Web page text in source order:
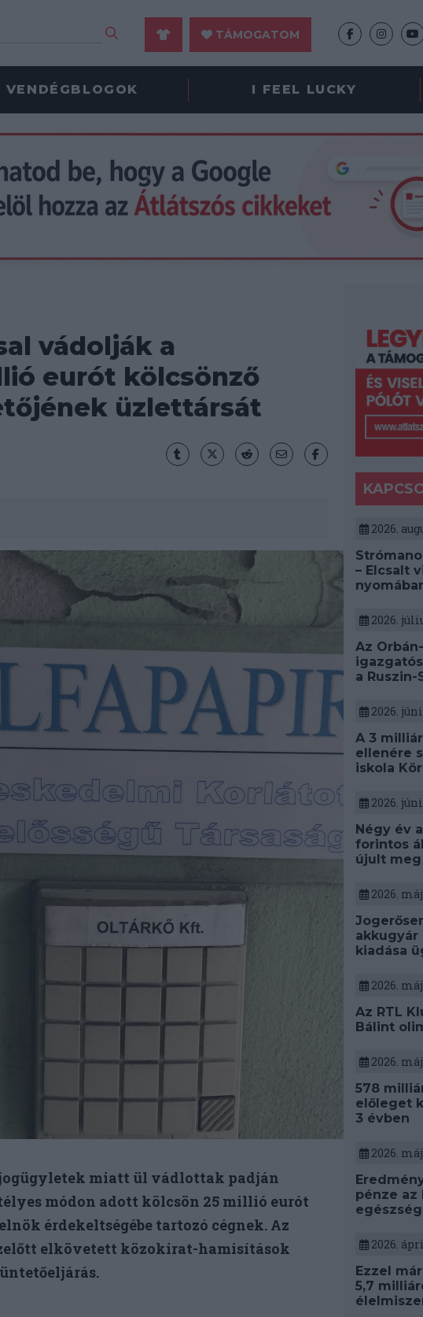
TÁMOGATOM
VENDÉGBLOGOK I FEEL LUCKY
vádolják a
eurót kölcsönző
üzlettársát
miatt ül vádlottak padján
módon adott kölcsön 25 millió eurót
érdekeltségébe tartozó cégnek. Az
elkövetett közokirat-hamisítások
2026.
– Elcsalt
2026.
Az
a
2026.
A 3
ellenére
iskola
2026.
Négy év
forintos
újult meg
2026.
akkugyár
kiadása
2026.
Az RTL
Bálint
2026.
578
előleget
3 évben
2026.
pénze az
2026.
Ezzel
5,7